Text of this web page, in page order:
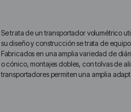
Se trata de un transportador volumétrico
su diseño y construcción se trata de
Fabricados en una amplia variedad de
o cónico, montajes dobles, con tolvas de
transportadores permiten una amplia